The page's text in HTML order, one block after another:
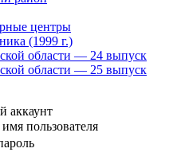
центры
(1999 г.)
области — 24 выпуск
области — 25 выпуск
аккаунт
пользователя